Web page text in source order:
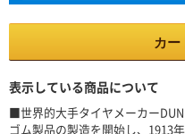
カー
表示している商品について
■世界的大手タイヤメーカー
ゴム製品の製造を開始し、1913